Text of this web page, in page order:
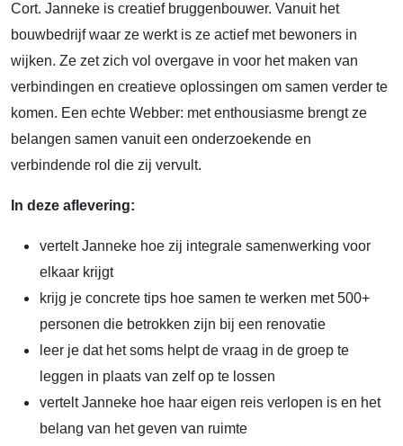
Cort. Janneke is creatief bruggenbouwer. Vanuit het
bouwbedrijf waar ze werkt is ze actief met bewoners in
wijken. Ze zet zich vol overgave in voor het maken van
verbindingen en creatieve oplossingen om samen verder te
komen. Een echte Webber: met enthousiasme brengt ze
belangen samen vanuit een onderzoekende en
verbindende rol die zij vervult.
In deze aflevering:
vertelt Janneke hoe zij integrale samenwerking voor
elkaar krijgt
krijg je concrete tips hoe samen te werken met 500+
personen die betrokken zijn bij een renovatie
leer je dat het soms helpt de vraag in de groep te
leggen in plaats van zelf op te lossen
vertelt Janneke hoe haar eigen reis verlopen is en het
belang van het geven van ruimte